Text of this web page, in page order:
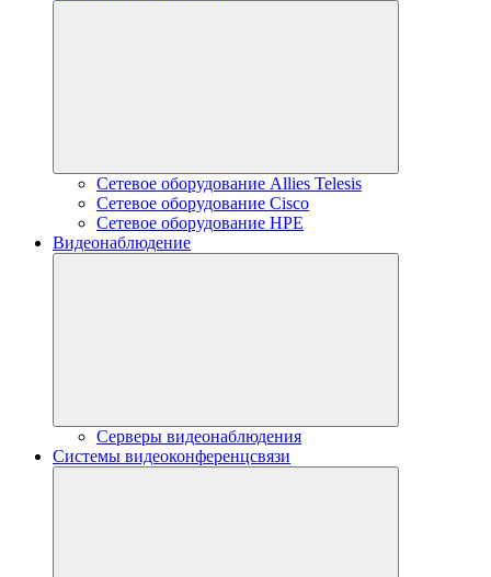
Сетевое оборудование Allies Telesis
Сетевое оборудование Cisco
Сетевое оборудование HPE
Видеонаблюдение
Серверы видеонаблюдения
Системы видеоконференцсвязи